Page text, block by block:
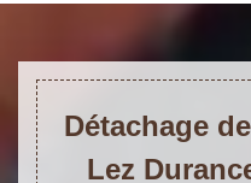
Détachage
Lez